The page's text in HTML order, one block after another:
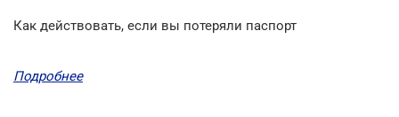
Как действовать, если вы потеряли паспорт
Подробнее